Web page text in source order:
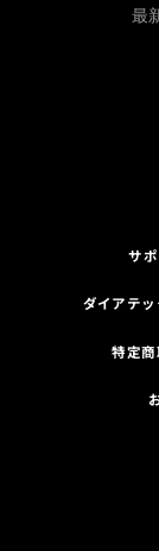
最
サ
ダイアテ
特定